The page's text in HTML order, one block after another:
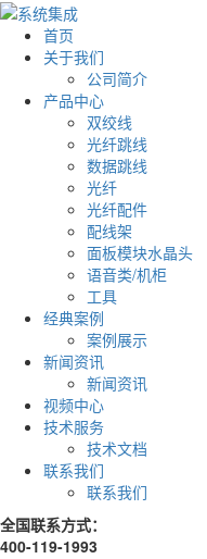
首页
关于我们
公司简介
产品中心
双绞线
光纤跳线
数据跳线
光纤
光纤配件
配线架
面板模块水晶头
语音类/机柜
工具
经典案例
案例展示
新闻资讯
新闻资讯
视频中心
技术服务
技术文档
联系我们
联系我们
全国联系方式：
400-119-1993